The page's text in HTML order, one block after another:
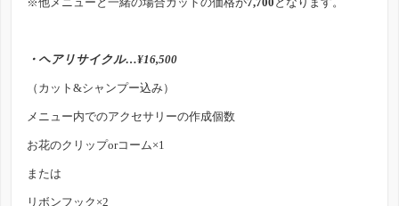
・ヘアリサイクル…¥16,500
（カット&シャンプー込み）
メニュー内でのアクセサリーの作成個数
お花のクリップorコーム×1
または
リボンフック×2